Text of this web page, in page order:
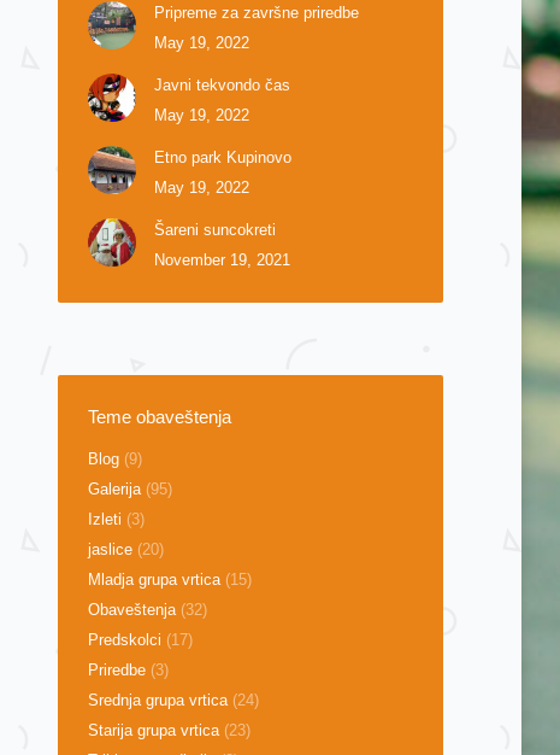
Pripreme za završne priredbe
May 19, 2022
Javni tekvondo čas
May 19, 2022
Etno park Kupinovo
May 19, 2022
Šareni suncokreti
November 19, 2021
Teme obaveštenja
Blog (9)
Galerija(95)
Izleti (3)
jaslice (20)
Mladja grupa vrtica(15)
Obaveštenja(32)
Predskolci (17)
Priredbe (3)
Srednja grupa vrtica(24)
Starija grupa vrtica(23)